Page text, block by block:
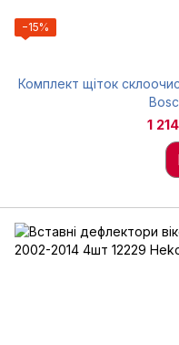
−15%
Комплект щіток
1